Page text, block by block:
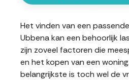
Het vinden van een
Ubbena kan een behoorlijk
zijn zoveel factoren die
en het kopen van een
belangrijkste is toch wel de